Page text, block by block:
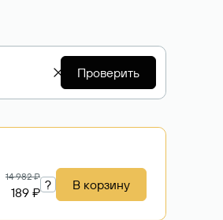
Проверить
14 982 ₽
189 ₽ ? В корзину